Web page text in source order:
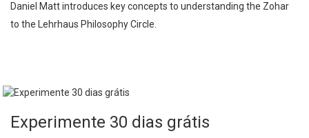
Daniel Matt introduces key concepts to understanding the Zohar
to the Lehrhaus Philosophy Circle.
Experimente 30 dias grátis